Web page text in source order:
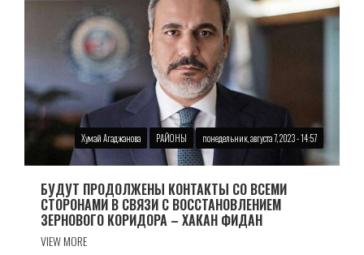
Хумай Агаджанова РАЙОНЫ понедельник, августа 7, 2023 - 14:57
БУДУТ ПРОДОЛЖЕНЫ КОНТАКТЫ СО ВСЕМИ
СТОРОНАМИ В СВЯЗИ С ВОССТАНОВЛЕНИЕМ
ЗЕРНОВОГО КОРИДОРА – ХАКАН ФИДАН
VIEW MORE